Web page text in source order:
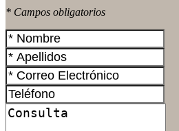
* Campos obligatorios